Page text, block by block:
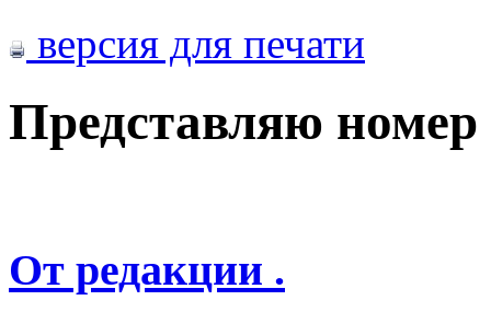
версия для печати
Представляю номер
От редакции .